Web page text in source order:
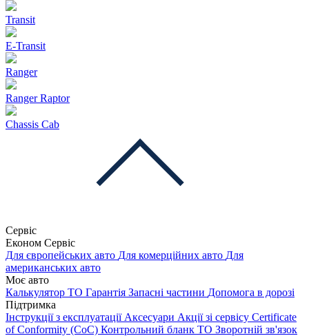
Transit
E-Transit
Ranger
Ranger Raptor
Chassis Cab
Сервіс
Економ Сервіс
Для європейських авто Для комерційних авто Для
американських авто
Моє авто
Калькулятор ТО Гарантія Запасні частини Допомога в дорозі
Підтримка
Інструкції з експлуатації Аксесуари Акції зі сервісу Certificate
of Conformity (CoC) Контрольний бланк ТО Зворотній зв'язок